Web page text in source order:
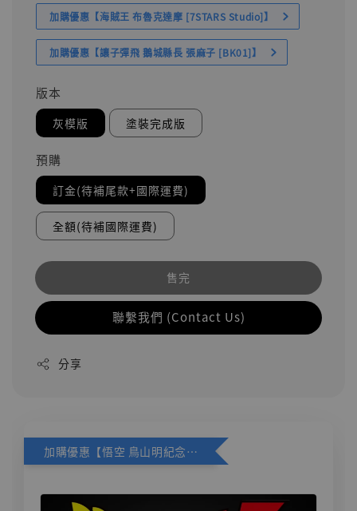
加購優惠【海賊王 布魯克達摩 [7STARS Studio]】
加購優惠【讓子彈飛 鵝城縣長 張麻子 [BK01]】
版本
灰模版 塗裝完成版
預購
訂金(待補尾款+國際運費)
全額(待補國際運費)
售完
聯繫我們 (Contact Us)
分享
加購優惠【悟空 鳥山明紀念款 [奇蹟工作室]】